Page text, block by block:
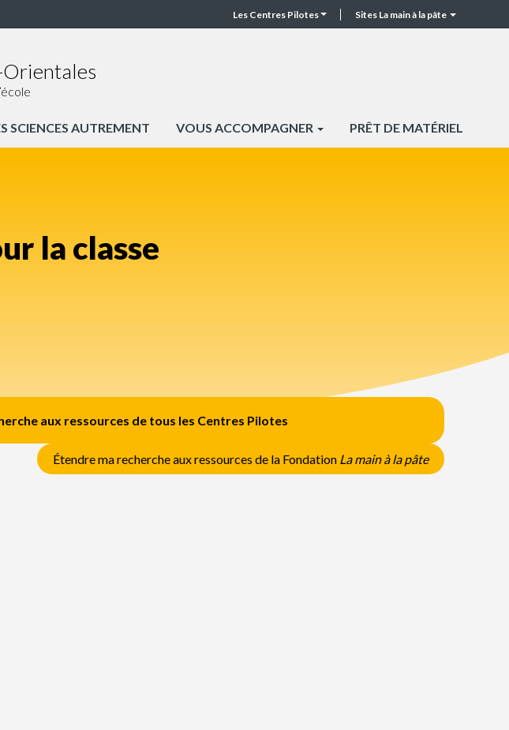
CP
Les Centres Pilotes Sites La main à la pâte
Orientales
SCIENCES AUTREMENT VOUS ACCOMPAGNER PRÊT DE MATÉRIEL
la classe
aux ressources de tous les Centres Pilotes
Étendre ma recherche aux ressources de la Fondation La main à la pâte